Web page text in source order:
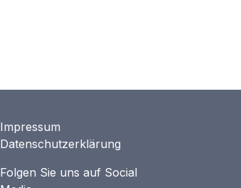
Impressum
Datenschutzerklärung
Folgen Sie uns auf Social